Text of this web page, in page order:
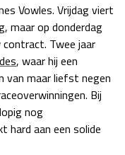
zo 21:00 - 23:00
za 05:00 - 06:00
zo 05:00 - 07:00
04 - 06 dec
za 15:00 - 16:00
zo 14:00 - 16:00
Vowles. Vrijdag viert
maar op donderdag
Twee jaar
, waar hij een
van maar liefst negen
Bij
nog
hard aan een solide